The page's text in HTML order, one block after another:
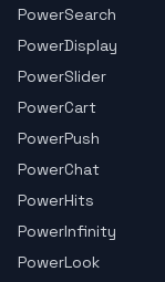
PowerSearch
PowerDisplay
PowerSlider
PowerCart
PowerPush
PowerChat
PowerHits
PowerInfinity
PowerLook